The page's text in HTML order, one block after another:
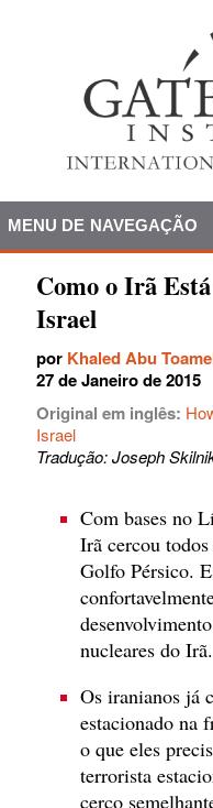
MENU DE NAVEGAÇÃO
Como o Irã
Israel
por Khaled Abu
27 de Janeiro de 2015
Original em inglês:
Israel
Tradução: Joseph
Com bases no
Irã cercou
Golfo Pérsico.
nucleares do Irã.
Os iranianos já
estacionado na
o que eles
terrorista
cerco